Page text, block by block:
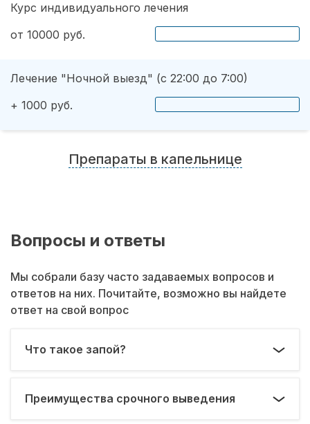
Курс индивидуального лечения
от 10000 руб.
Лечение "Ночной выезд" (с 22:00 до 7:00)
+ 1000 руб.
Препараты в капельнице
Вопросы и ответы
Мы собрали базу часто задаваемых вопросов и
ответов на них. Почитайте, возможно вы найдете
ответ на свой вопрос
Что такое запой?
Преимущества срочного выведения